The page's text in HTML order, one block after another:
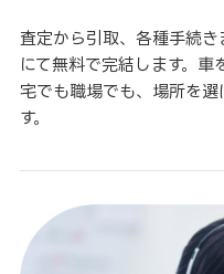
査定から引取、各種手続
にて無料で完結します。車
宅でも職場でも、場所を
す。